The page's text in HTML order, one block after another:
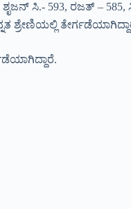
ಸಿ.- 593, ರಜತ್ – 585,
ಶ್ರೇಣಿಯಲ್ಲಿ